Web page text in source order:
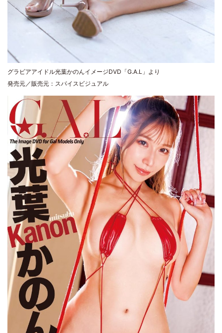
グラビアアイドル光葉かのんイメージDVD「G.A.L」より
発売元／販売元：スパイスビジュアル